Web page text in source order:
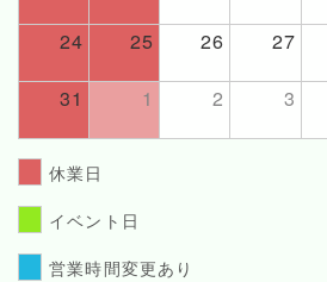
24 25 26 27
31 1 2 3
休業日
イベント日
営業時間変更あり